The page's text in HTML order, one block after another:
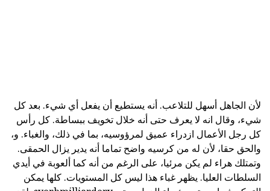
لأن الجاهل أسهل للتلاعب. أنه يستطيع أن يفعل أي شيء. بعد كل
شيء، وقال انه لا يعرف حتى أنه خلال تخويف ببساطة. كل رأس
كل رجل الأعمال ازدراء عميق لمرؤوسيه، بما في ذلك، والغباء. و،
والحق حقا، لأن له من كرسيه واضح تماما أنه يدير يزال الحمقى.
وتمتلك هراء لم يكن مرئيا، على الرغم من أنه كما ألعوبة في أيدي
السلطات العليا. يظهر غباء هذا ليس كل المستويات. كلها يمكن